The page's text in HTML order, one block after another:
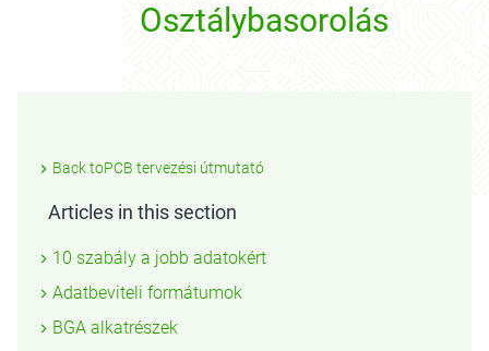
Osztálybasorolás
Back toPCB tervezési útmutató
Articles in this section
10 szabály a jobb adatokért
Adatbeviteli formátumok
BGA alkatrészek